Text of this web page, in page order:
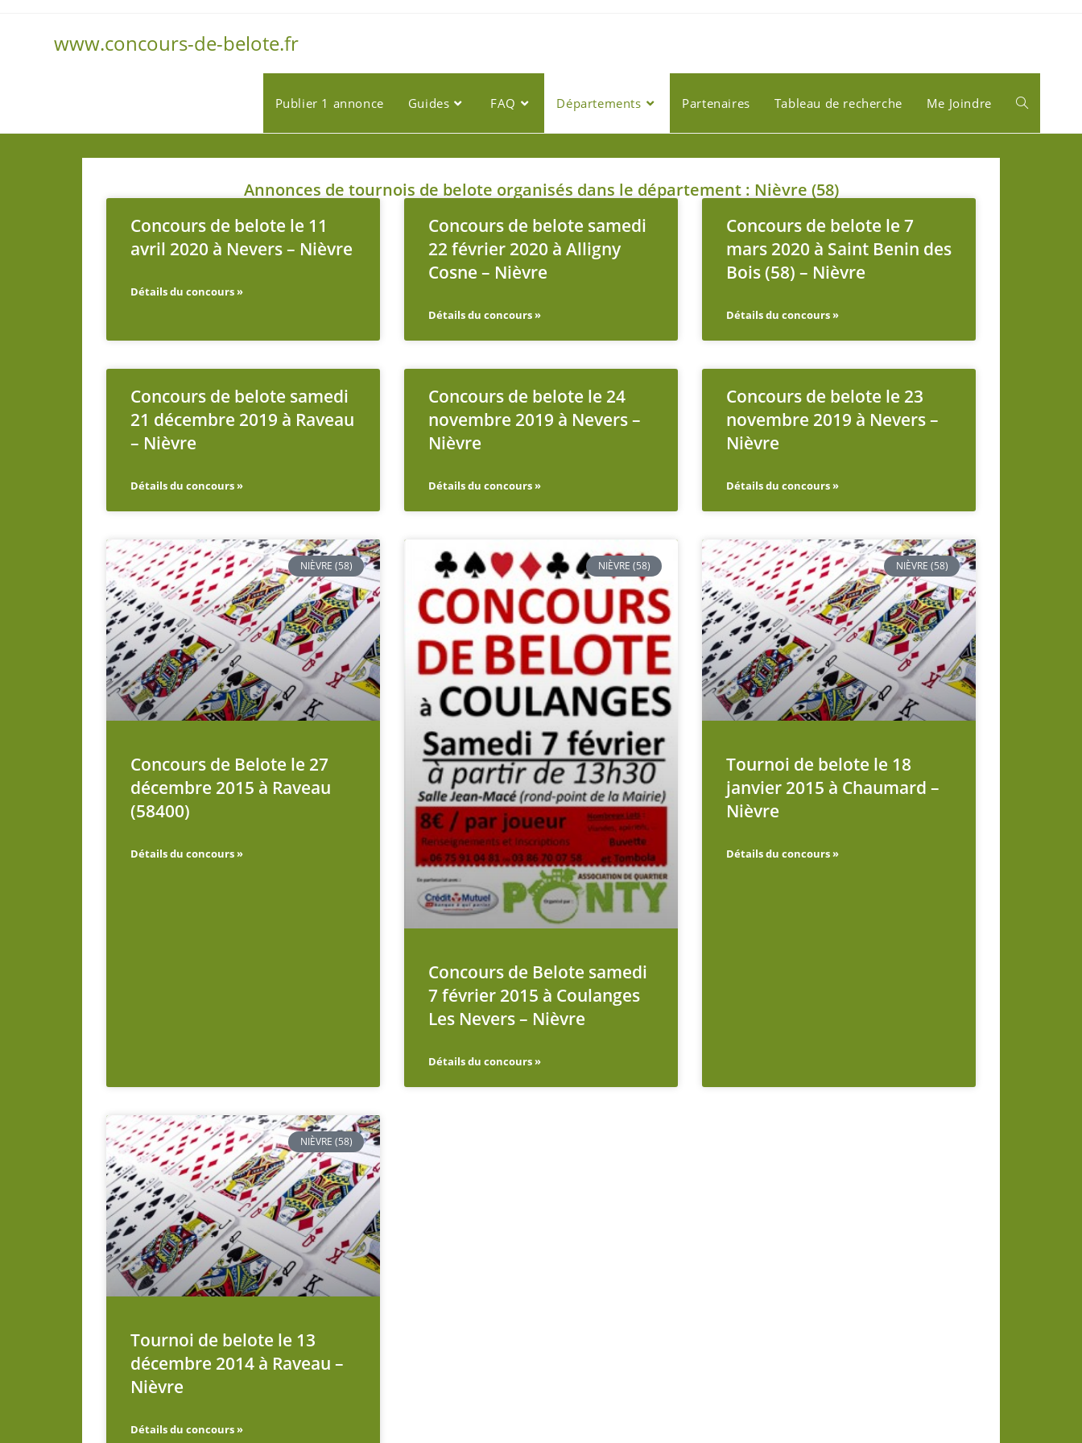
www.concours-de-belote.fr
Publier 1 annonce Guides FAQ Départements Partenaires Tableau de recherche Me Joindre
Annonces de tournois de belote organisés dans le département : Nièvre (58)
Concours de belote le 11
avril 2020 à Nevers – Nièvre
Détails du concours »
Concours de belote samedi
22 février 2020 à Alligny
Cosne – Nièvre
Détails du concours »
Concours de belote le 7
mars 2020 à Saint Benin des
Bois (58) – Nièvre
Détails du concours »
Concours de belote samedi
21 décembre 2019 à Raveau
– Nièvre
Détails du concours »
Concours de belote le 24
novembre 2019 à Nevers –
Nièvre
Détails du concours »
Concours de belote le 23
novembre 2019 à Nevers –
Nièvre
Détails du concours »
NIÈVRE (58)
Concours de Belote le 27
décembre 2015 à Raveau
(58400)
Détails du concours »
NIÈVRE (58)
Concours de Belote samedi
7 février 2015 à Coulanges
Les Nevers – Nièvre
Détails du concours »
NIÈVRE (58)
Tournoi de belote le 18
janvier 2015 à Chaumard –
Nièvre
Détails du concours »
NIÈVRE (58)
Tournoi de belote le 13
décembre 2014 à Raveau –
Nièvre
Détails du concours »